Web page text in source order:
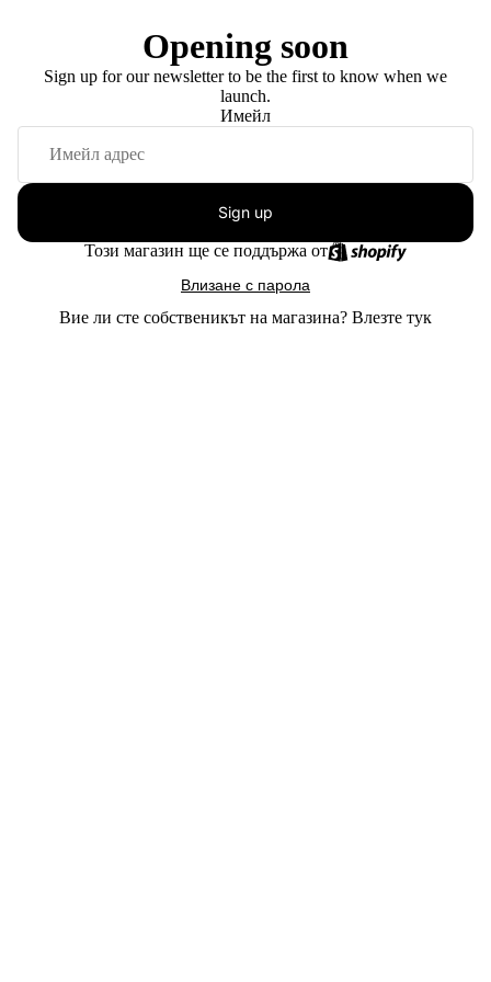
Opening soon
Sign up for our newsletter to be the first to know when we
launch.
Имейл
Sign up
Този магазин ще се поддържа от
Влизане с парола
Вие ли сте собственикът на магазина? Влезте тук